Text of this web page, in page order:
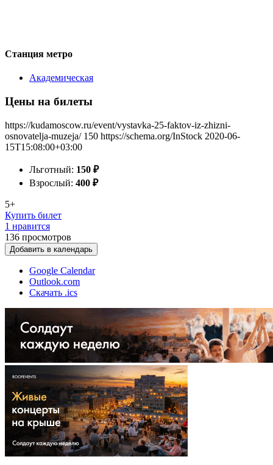
Станция метро
Академическая
Цены на билеты
https://kudamoscow.ru/event/vystavka-25-faktov-iz-zhizni-
osnovatelja-muzeja/ 150 https://schema.org/InStock 2020-06-
15T15:08:00+03:00
Льготный: 150 ₽
Взрослый: 400 ₽
5+
Купить билет
1 нравится
136 просмотров
Добавить в календарь
Google Calendar
Outlook.com
Скачать .ics